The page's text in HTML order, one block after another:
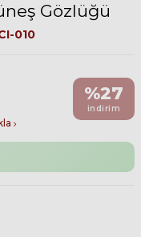
Gözlüğü
010
%27
indirim